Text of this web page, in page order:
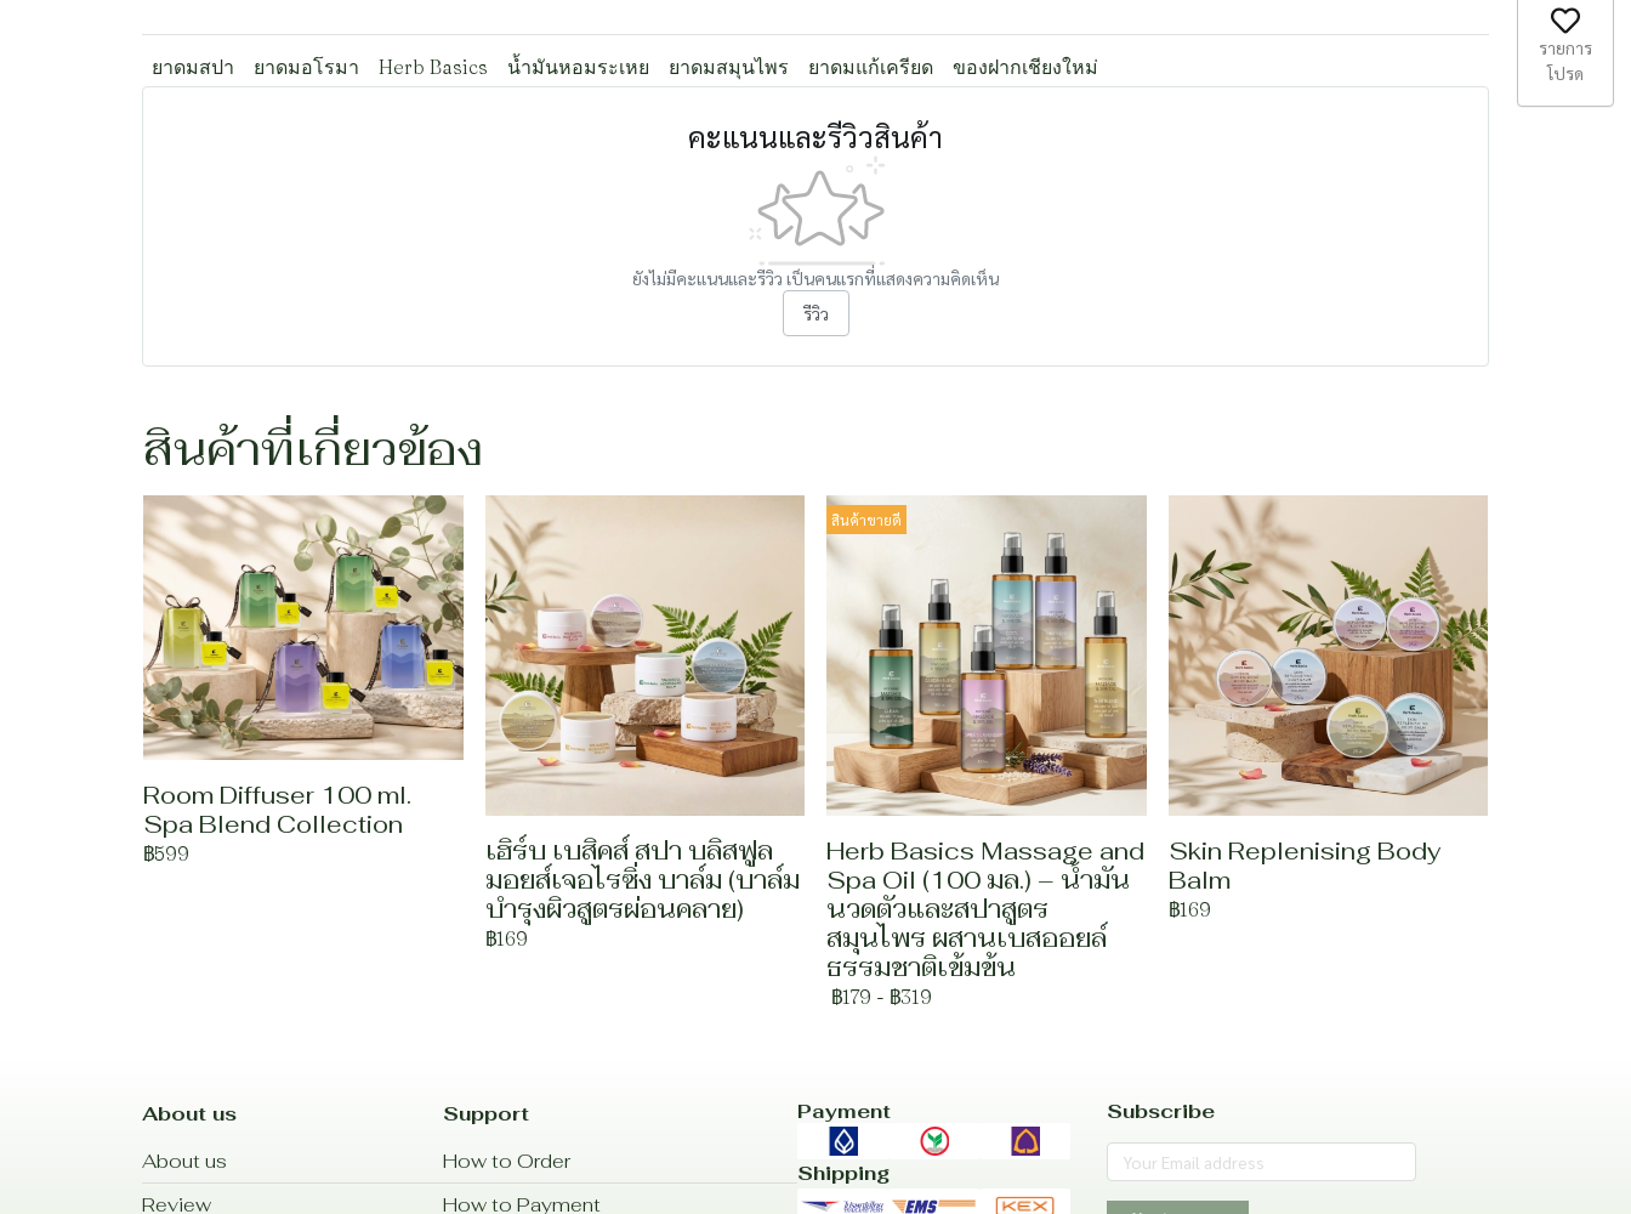
ยาดมสปา ยาดมอโรมา Herb Basics น้ำมันหอมระเหย ยาดมสมุนไพร ยาดมแก้เครียด ของฝากเชียงใหม่
คะแนนและรีวิวสินค้า
ยังไม่มีคะแนนและรีวิว เป็นคนแรกที่แสดงความคิดเห็น
รีวิว
สินค้าที่เกี่ยวข้อง
Room Diffuser 100 ml.
Spa Blend Collection
฿599
เฮิร์บ เบสิคส์ สปา บลิสฟูล
มอยส์เจอไรซิ่ง บาล์ม (บาล์ม
บำรุงผิวสูตรผ่อนคลาย)
฿169
สินค้าขายดี
Herb Basics Massage and
Spa Oil (100 มล.) – น้ำมัน
นวดตัวและสปาสูตร
สมุนไพร ผสานเบสออยล์
ธรรมชาติเข้มข้น
฿179 - ฿319
Skin Replenising Body
Balm
฿169
About us
About us
Review
Support
How to Order
How to Payment
Payment
Shipping
Subscribe
รายการ
โปรด